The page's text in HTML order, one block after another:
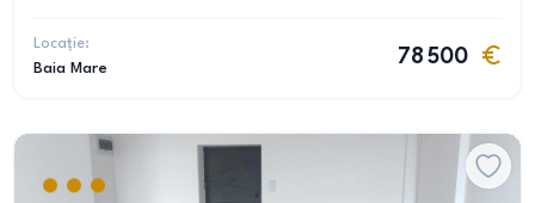
Locație:
Baia Mare
78 500